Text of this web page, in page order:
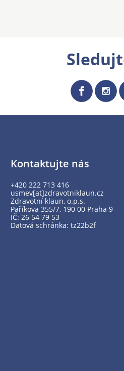
Kontaktujte nás
+420 222 713 416
usmev[at]zdravotniklaun.cz
Zdravotní klaun, o.p.s.
Paříkova 355/7, 190 00 Praha 9
IČ: 26 54 79 53
Datová schránka: tz22b2f